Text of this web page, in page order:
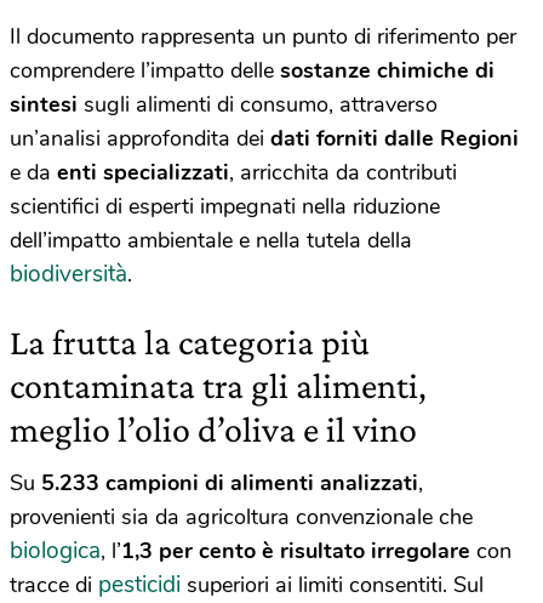
Il documento rappresenta un punto di riferimento per
comprendere l’impatto delle sostanze chimiche di
sintesi sugli alimenti di consumo, attraverso
un’analisi approfondita dei dati forniti dalle Regioni
e da enti specializzati, arricchita da contributi
scientifici di esperti impegnati nella riduzione
dell’impatto ambientale e nella tutela della
biodiversità.
La frutta la categoria più
contaminata tra gli alimenti,
meglio l’olio d’oliva e il vino
Su 5.233 campioni di alimenti analizzati,
provenienti sia da agricoltura convenzionale che
biologica, l’1,3 per cento è risultato irregolare con
tracce di pesticidi superiori ai limiti consentiti. Sul